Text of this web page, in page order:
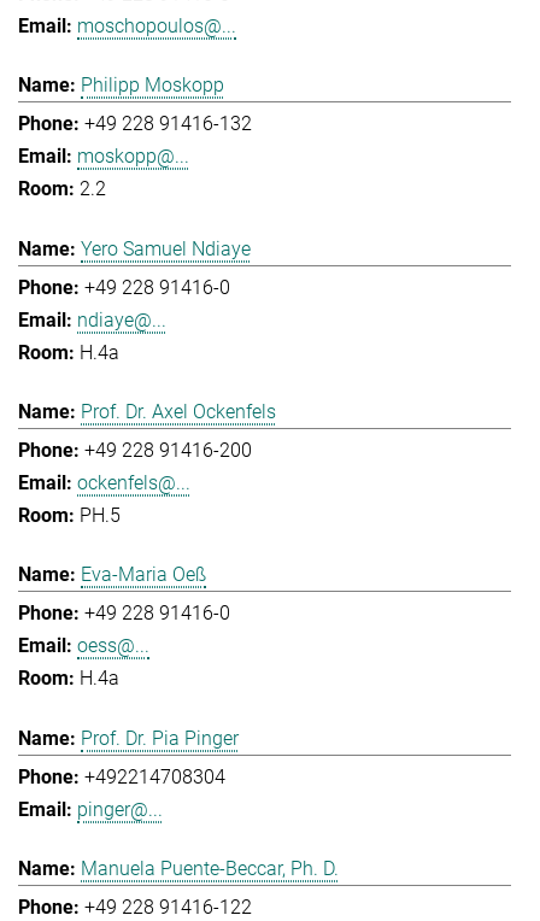
moschopoulos@...
Philipp Moskopp
+49 228 91416-132
moskopp@...
2.2
Yero Samuel Ndiaye
+49 228 91416-0
ndiaye@...
H.4a
Prof. Dr. Axel Ockenfels
+49 228 91416-200
ockenfels@...
PH.5
Eva-Maria Oeß
+49 228 91416-0
oess@...
H.4a
Prof. Dr. Pia Pinger
+492214708304
pinger@...
Manuela Puente-Beccar, Ph. D.
+49 228 91416-122